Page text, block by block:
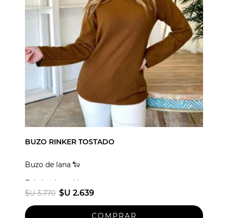
BUZO RINKER TOSTADO
Buzo de lana 🐑
Fabricado en Uruguay
$U 3.770 $U 2.639